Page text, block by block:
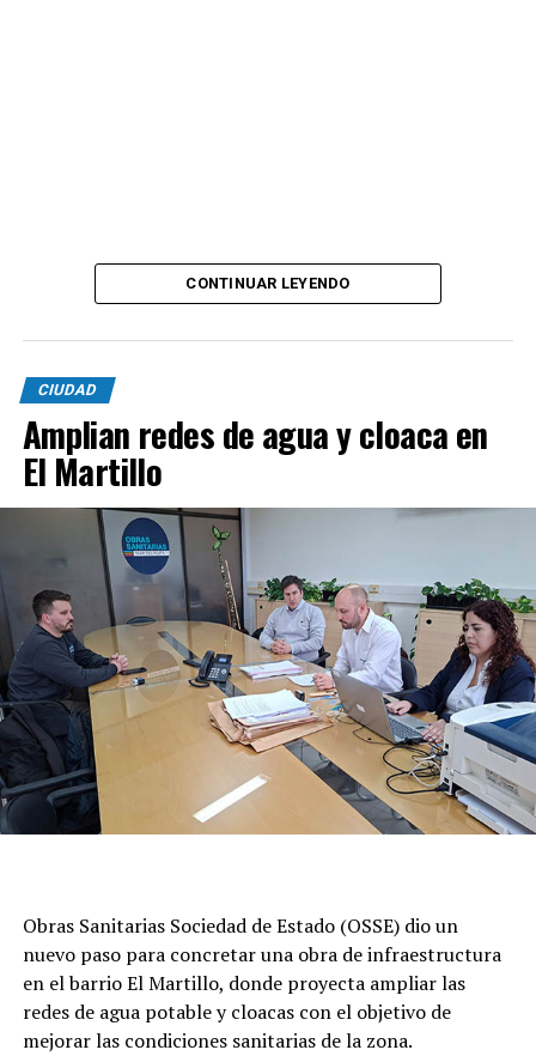
CONTINUAR LEYENDO
CIUDAD
Amplian redes de agua y cloaca en
El Martillo
Obras Sanitarias Sociedad de Estado (OSSE) dio un
nuevo paso para concretar una obra de infraestructura
en el barrio El Martillo, donde proyecta ampliar las
redes de agua potable y cloacas con el objetivo de
mejorar las condiciones sanitarias de la zona.